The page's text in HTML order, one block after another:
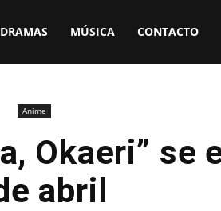
DRAMAS MÚSICA CONTACTO
Anime
Okaeri” se
abril